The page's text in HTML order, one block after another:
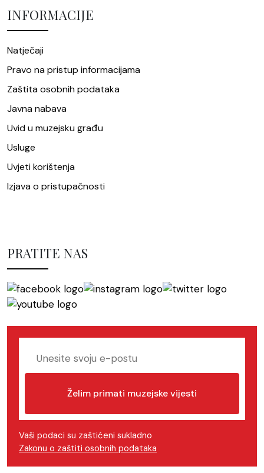
INFORMACIJE
Natječaji
Pravo na pristup informacijama
Zaštita osobnih podataka
Javna nabava
Uvid u muzejsku građu
Usluge
Uvjeti korištenja
Izjava o pristupačnosti
PRATITE NAS
Želim primati muzejske vijesti
Vaši podaci su zaštićeni sukladno
Zakonu o zaštiti osobnih podataka